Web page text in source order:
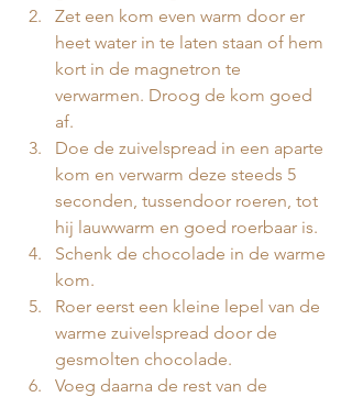
Zet een kom even warm door er
heet water in te laten staan of hem
kort in de magnetron te
verwarmen. Droog de kom goed
af.
Doe de zuivelspread in een aparte
kom en verwarm deze steeds 5
seconden, tussendoor roeren, tot
hij lauwwarm en goed roerbaar is.
Schenk de chocolade in de warme
kom.
Roer eerst een kleine lepel van de
warme zuivelspread door de
gesmolten chocolade.
Voeg daarna de rest van de